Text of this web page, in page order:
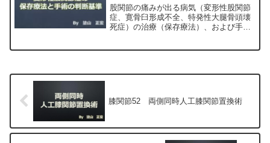
股関節の痛みが出る病気（変形性股関節
症、寛骨臼形成不全、特発性大腿骨頭壊
死症）の治療（保存療法）、および手術
膝関節52 両側同時人工膝関節置換術